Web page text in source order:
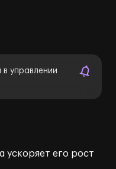
управлении
ускоряет его рост